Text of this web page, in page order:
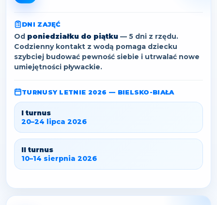
DNI ZAJĘĆ
Od poniedziałku do piątku — 5 dni z rzędu.
Codzienny kontakt z wodą pomaga dziecku
szybciej budować pewność siebie i utrwalać nowe
umiejętności pływackie.
TURNUSY LETNIE 2026 — BIELSKO-BIAŁA
I turnus
20–24 lipca 2026
II turnus
10–14 sierpnia 2026